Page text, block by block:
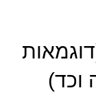
וכד)